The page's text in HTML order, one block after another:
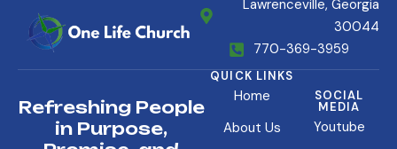
Lawrenceville, Georgia
30044
770-369-3959
Refreshing People
in Purpose,
QUICK LINKS
Home
About Us
SOCIAL
MEDIA
Youtube